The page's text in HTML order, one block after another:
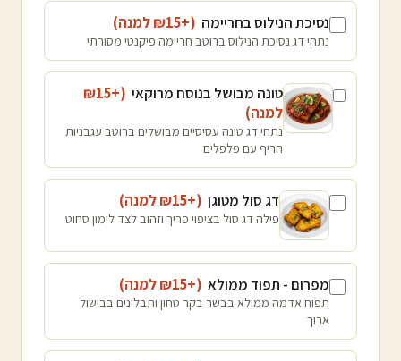
נסיכת הנילוס בחריימה (+₪
15 למנה)
נתחי דג נסיכת הנילוס ברוטב חריימה פיקנטי מסורתי
טונה מבושל בנוסח מרוקאי (+₪
15
למנה)
נתחי דג טונה עסיסיים מבושלים ברוטב עגבניות
חריף עם פלפלים
דג סול מטוגן (+₪
15 למנה)
פילה דג סול בציפוי פריך וזהוב לצד לימון סחוט
מפרום - תפוד ממולא (+₪
15 למנה)
תפוח אדמה ממולא בבשר בקר טחון ותבלינים בבישול
ארוך